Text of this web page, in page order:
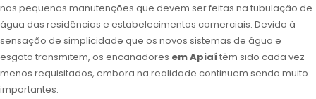
nas pequenas manutenções que devem ser feitas na tubulação de
água das residências e estabelecimentos comerciais. Devido à
sensação de simplicidade que os novos sistemas de água e
esgoto transmitem, os encanadores em Apiaí têm sido cada vez
menos requisitados, embora na realidade continuem sendo muito
importantes.